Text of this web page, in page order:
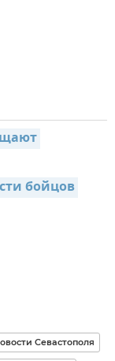
бойцов
Севастополя